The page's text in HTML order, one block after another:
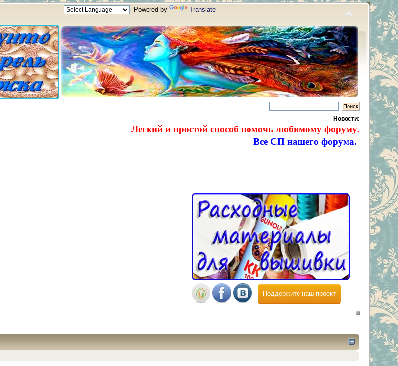
Powered by Translate
Новости:
Легкий и простой способ помочь любимому форуму.
Все СП нашего форума.
Поддержите наш проект